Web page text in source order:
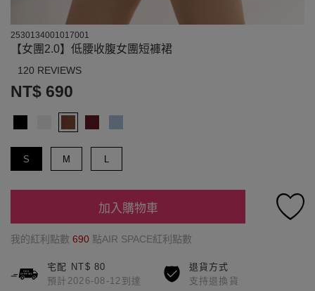
2530134001017001
【女團2.0】低腰收腹女團短褲裙
120 REVIEWS
NT$ 690
S M L
加入購物車
我的紅利點數 690 點AIR SPACE紅利點數
宅配 NT$ 80
預計2026-08-12到達
退貨方式
支持退換貨